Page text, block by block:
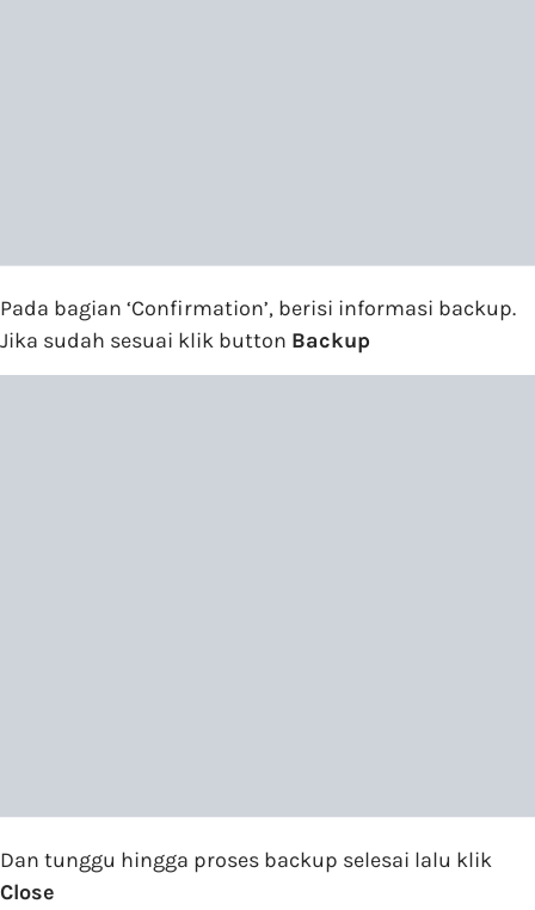
Pada bagian ‘Confirmation’, berisi informasi backup.
Jika sudah sesuai klik button Backup
Dan tunggu hingga proses backup selesai lalu klik
Close